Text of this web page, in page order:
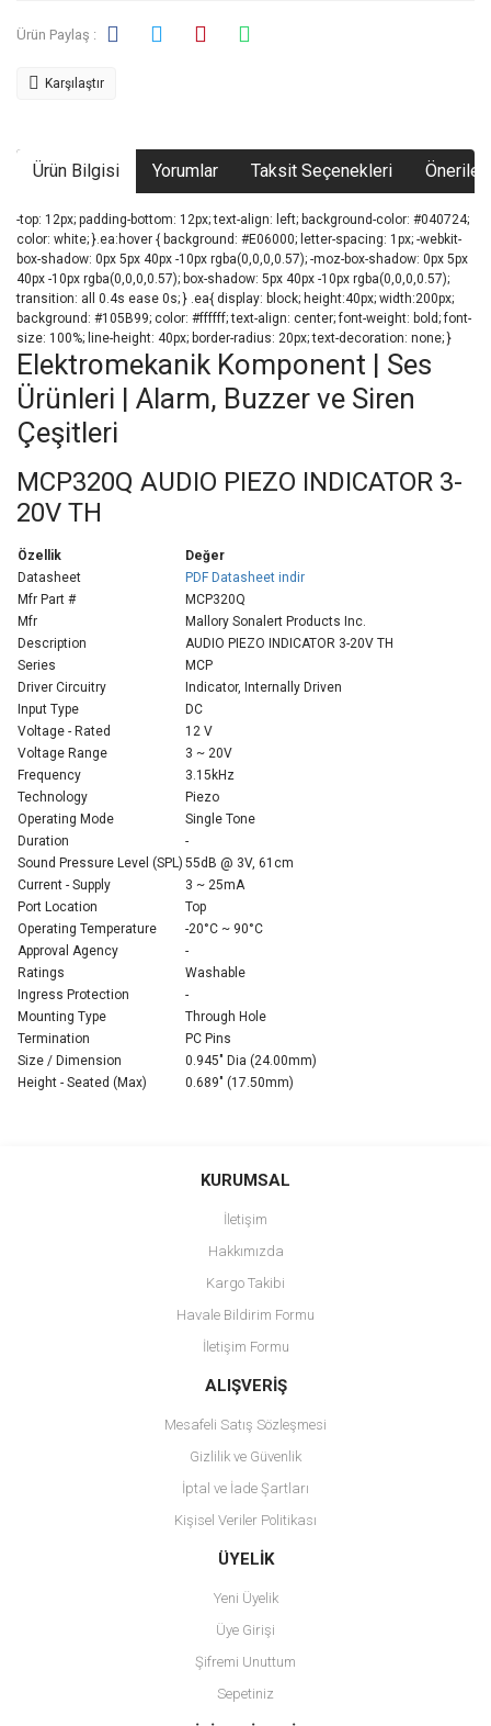
Ürün Paylaş :
Karşılaştır
Ürün Bilgisi Yorumlar Taksit Seçenekleri
-top: 12px; padding-bottom: 12px; text-align: left; background-color: #040724;
color: white; }.ea:hover { background: #E06000; letter-spacing: 1px; -webkit-
box-shadow: 0px 5px 40px -10px rgba(0,0,0,0.57); -moz-box-shadow: 0px 5px
40px -10px rgba(0,0,0,0.57); box-shadow: 5px 40px -10px rgba(0,0,0,0.57);
transition: all 0.4s ease 0s; } .ea{ display: block; height:40px; width:200px;
background: #105B99; color: #ffffff; text-align: center; font-weight: bold; font-
size: 100%; line-height: 40px; border-radius: 20px; text-decoration: none; }
Elektromekanik Komponent | Ses
Ürünleri | Alarm, Buzzer ve Siren
Çeşitleri
MCP320Q AUDIO PIEZO INDICATOR 3-
20V TH
Özellik
Değer
Datasheet
PDF Datasheet indir
Mfr Part #
MCP320Q
Mfr
Mallory Sonalert Products Inc.
Description
AUDIO PIEZO INDICATOR 3-20V TH
Series
MCP
Driver Circuitry
Indicator, Internally Driven
Input Type
DC
Voltage - Rated
12 V
Voltage Range
3 ~ 20V
Frequency
3.15kHz
Technology
Piezo
Operating Mode
Single Tone
Duration
-
Sound Pressure Level (SPL) 55dB @ 3V, 61cm
Current - Supply
3 ~ 25mA
Port Location
Top
Operating Temperature
-20°C ~ 90°C
Approval Agency
-
Ratings
Washable
Ingress Protection
-
Mounting Type
Through Hole
Termination
PC Pins
Size / Dimension
0.945" Dia (24.00mm)
Height - Seated (Max)
0.689" (17.50mm)
Bu ürüne ilk yorumu siz yapın!
Ürün resmi kalitesiz, bozuk veya görüntülenemiyor.
Ürün açıklamasında eksik bilgiler bulunuyor.
Ürün bilgilerinde hatalar bulunuyor.
Ürün fiyatı diğer sitelerden daha pahalı.
Bu ürüne benzer farklı alternatifler olmalı.
Gönder
KURUMSAL
İletişim
Hakkımızda
Kargo Takibi
Havale Bildirim Formu
İletişim Formu
ALIŞVERİŞ
Mesafeli Satış Sözleşmesi
Gizlilik ve Güvenlik
İptal ve İade Şartları
Kişisel Veriler Politikası
ÜYELİK
Yeni Üyelik
Üye Girişi
Şifremi Unuttum
Sepetiniz